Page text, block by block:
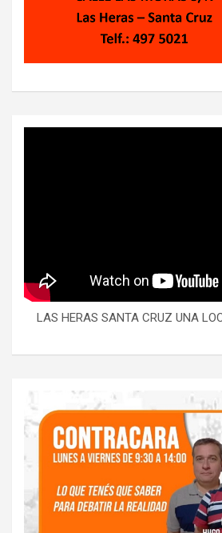
LAS HERAS SANTA CRUZ UNA